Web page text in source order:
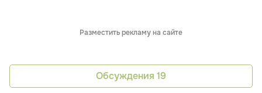
Разместить рекламу на сайте
Обсуждения 19